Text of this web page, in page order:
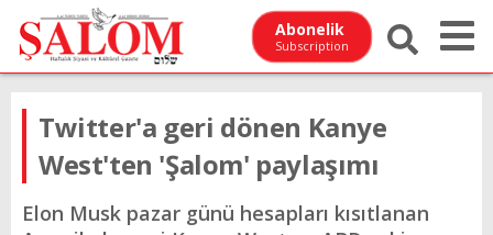
Abonelik
Subscription
Twitter'a geri dönen Kanye
West'ten 'Şalom' paylaşımı
Elon Musk pazar günü hesapları kısıtlanan